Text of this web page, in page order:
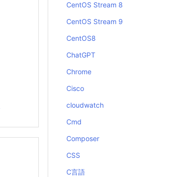
CentOS Stream 8
CentOS Stream 9
CentOS8
ChatGPT
Chrome
Cisco
cloudwatch
Cmd
Composer
CSS
C言語